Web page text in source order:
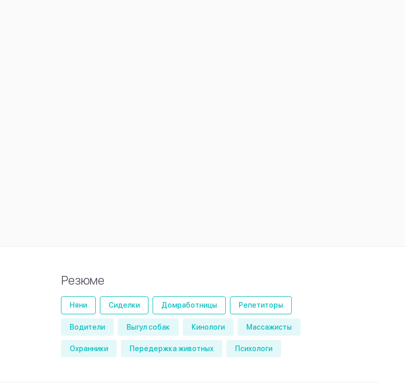
Резюме
Няни Сиделки Домработницы Репетиторы
Водители Выгул собак Кинологи Массажисты
Охранники Передержка животных Психологи